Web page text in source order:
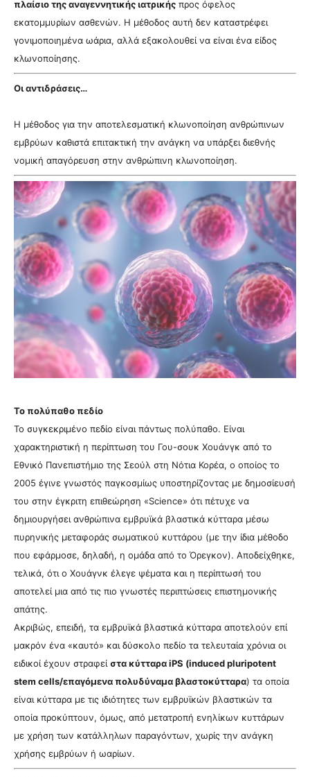
πλαίσιο της αναγεννητικής ιατρικής προς όφελος
εκατομμυρίων ασθενών. Η μέθοδος αυτή δεν καταστρέφει
γονιμοποιημένα ωάρια, αλλά εξακολουθεί να είναι ένα είδος
κλωνοποίησης.
Οι αντιδράσεις…
Η μέθοδος για την αποτελεσματική κλωνοποίηση ανθρώπινων
εμβρύων καθιστά επιτακτική την ανάγκη να υπάρξει διεθνής
νομική απαγόρευση στην ανθρώπινη κλωνοποίηση.
Το πολύπαθο πεδίο
Το συγκεκριμένο πεδίο είναι πάντως πολύπαθο. Είναι
χαρακτηριστική η περίπτωση του Γου-σουκ Χουάνγκ από το
Εθνικό Πανεπιστήμιο της Σεούλ στη Νότια Κορέα, ο οποίος το
2005 έγινε γνωστός παγκοσμίως υποστηρίζοντας με δημοσίευσή
του στην έγκριτη επιθεώρηση «Science» ότι πέτυχε να
δημιουργήσει ανθρώπινα εμβρυϊκά βλαστικά κύτταρα μέσω
πυρηνικής μεταφοράς σωματικού κυττάρου (με την ίδια μέθοδο
που εφάρμοσε, δηλαδή, η ομάδα από το Όρεγκον). Αποδείχθηκε,
τελικά, ότι ο Χουάγνκ έλεγε ψέματα και η περίπτωσή του
αποτελεί μια από τις πιο γνωστές περιπτώσεις επιστημονικής
απάτης.
Ακριβώς, επειδή, τα εμβρυϊκά βλαστικά κύτταρα αποτελούν επί
μακρόν ένα «καυτό» και δύσκολο πεδίο τα τελευταία χρόνια οι
ειδικοί έχουν στραφείστα κύτταρα iPS (induced pluripotent
stem cells/επαγόμενα πολυδύναμα βλαστοκύτταρα) τα οποία
είναι κύτταρα με τις ιδιότητες των εμβρυϊκών βλαστικών τα
οποία προκύπτουν, όμως, από μετατροπή ενηλίκων κυττάρων
με χρήση των κατάλληλων παραγόντων, χωρίς την ανάγκη
χρήσης εμβρύων ή ωαρίων.